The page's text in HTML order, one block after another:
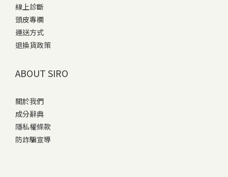
線上診斷
頭皮專欄
運送方式
退換貨政策
ABOUT SIRO
關於我們
成分辭典
隱私權條款
防詐騙宣導